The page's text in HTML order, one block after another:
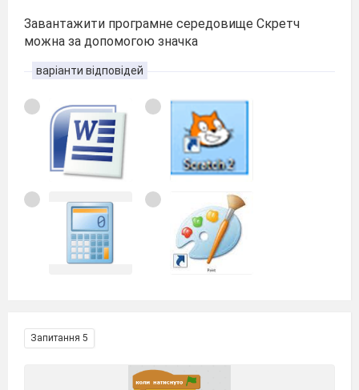
Завантажити програмне середовище Скретч
можна за допомогою значка
варіанти відповідей
Запитання 5